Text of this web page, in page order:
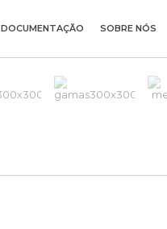
DOCUMENTAÇÃO SOBRE NÓS